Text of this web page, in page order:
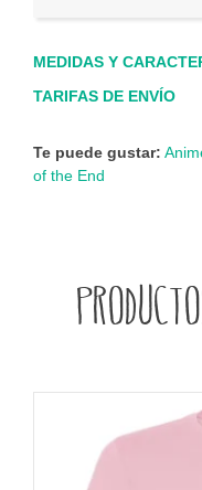
MEDIDAS Y
TARIFAS DE ENVÍO
Te puede gustar:
of the End